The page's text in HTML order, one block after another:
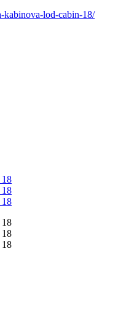
kabinova-lod-cabin-18/